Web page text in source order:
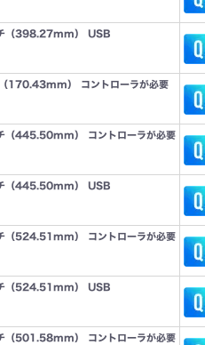
チ（398.27mm） USB
170.43mm） コントローラが必要
（445.50mm） コントローラが必要
チ（445.50mm） USB
（524.51mm） コントローラが必要
チ（524.51mm） USB
（501.58mm） コントローラが必要